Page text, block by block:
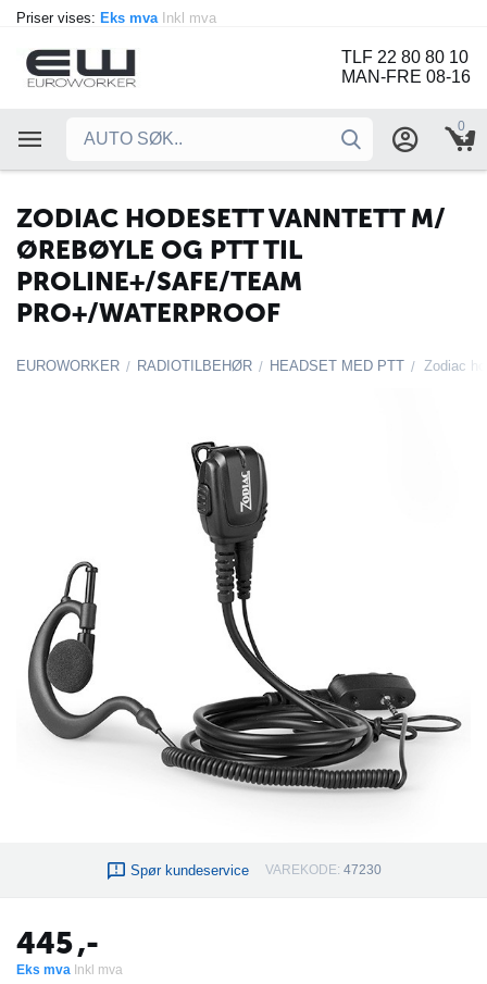
Priser vises: Eks mva Inkl mva
TLF 22 80 80 10
MAN-FRE 08-16
0
ZODIAC HODESETT VANNTETT M/
ØREBØYLE OG PTT TIL
PROLINE+/SAFE/TEAM
PRO+/WATERPROOF
EUROWORKER / RADIOTILBEHØR / HEADSET MED PTT /
Spør kundeservice VAREKODE: 47230
445,-
Eks mva Inkl mva